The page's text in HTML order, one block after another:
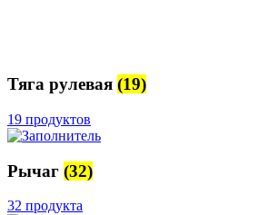
Тяга рулевая (19)
19 продуктов
Рычаг (32)
32 продукта